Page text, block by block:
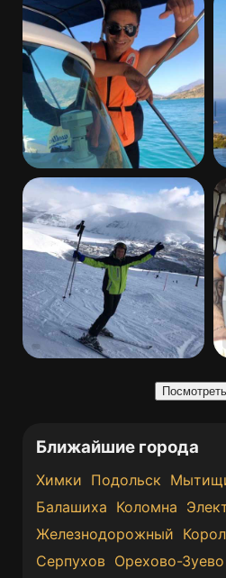
Ближайшие города
Химки Подольск
Балашиха Коломна
Железнодорожный
Серпухов Орехово-Зуево